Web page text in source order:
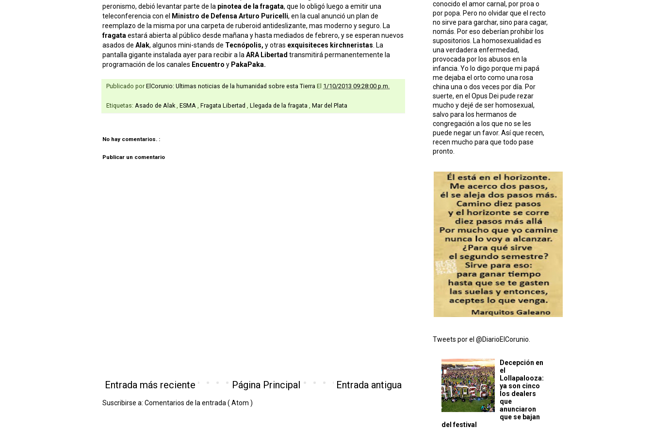
peronismo, debió levantar parte de la pinotea de la fragata, que lo obligó luego a emitir una
teleconferencia con el
Ministro de Defensa Arturo Puricelli, en la cual anunció un plan de
reemplazo de la misma por una carpeta de ruberoid antideslizante, mas moderno y seguro. La
fragata estará abierta al público desde mañana y hasta mediados de febrero, y se esperan nuevos
asados de Alak, algunos mini-stands de Tecnópolis, y otras exquisiteces kirchneristas . La
pantalla gigante instalada ayer para recibir a la ARA Libertad transmitirá permanentemente la
programación de los canales Encuentro y PakaPaka.
Publicado por ElCorunio: Ultimas noticias de la humanidad sobre esta Tierra El 1/10/2013 09:28:00 p.m.
Etiquetas: Asado de Alak ESMA Fragata Libertad Llegada de la fragata Mar del Plata
No hay comentarios. :
Publicar un comentario
Entrada más reciente Entrada antigua
Página Principal
Suscribirse a: Comentarios de la entrada ( Atom )
conocido el amor carnal, por proa o
por popa. Pero no olvidar que el recto
no sirve para garchar, sino para cagar,
nomás. Por eso deberían prohibir los
supositorios. La homosexualidad es
una verdadera enfermedad,
provocada por los abusos en la
infancia. Yo lo digo porque mi papá
me dejaba el orto como una rosa
china una o dos veces por día. Por
suerte, en el Opus Dei pude rezar
mucho y dejé de ser homosexual,
salvo para los hermanos de
congregación a los que no se les
puede negar un favor. Así que recen,
recen mucho para que todo pase
pronto.
Tweets por el @DiarioElCorunio.
Decepción en
el
Lollapalooza:
ya son cinco
los dealers
que
anunciaron
que se bajan
del festival